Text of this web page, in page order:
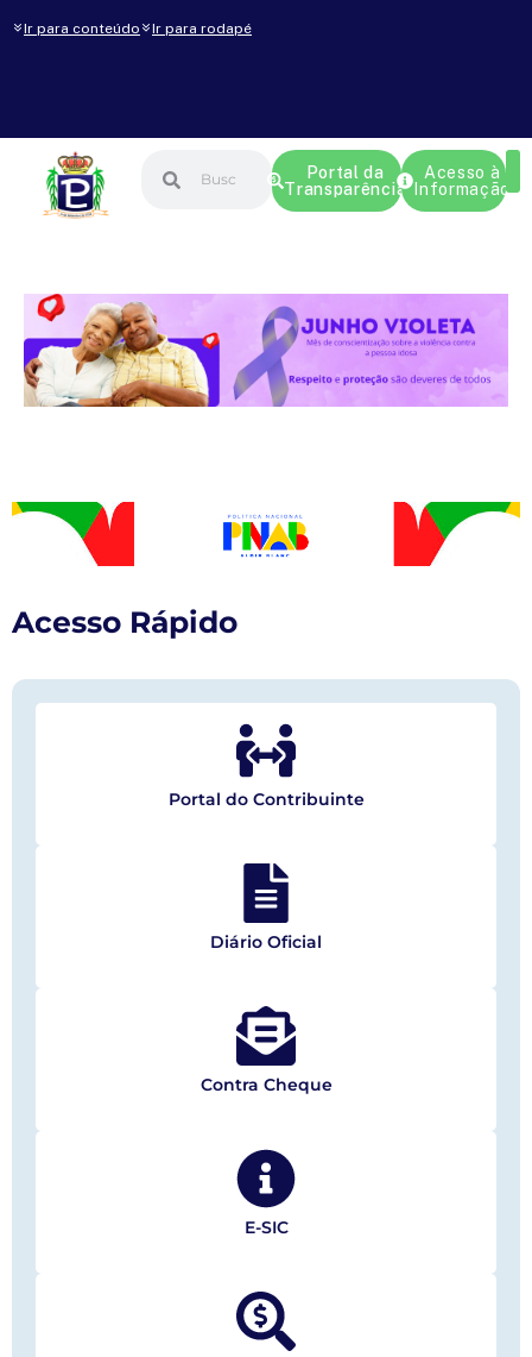
Ir para conteúdo Ir para rodapé
Portal da
Transparência
Acesso à
Informação
Acesso Rápido
Portal do Contribuinte
Diário Oficial
Contra Cheque
E-SIC